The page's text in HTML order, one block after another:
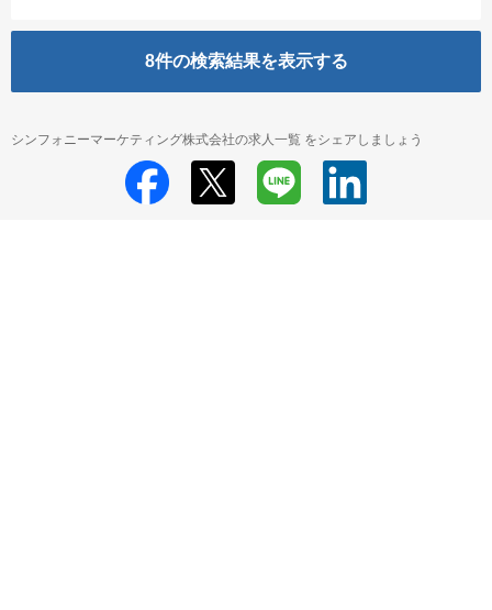
8件の検索結果を表示する
シンフォニーマーケティング株式会社の求人一覧 をシェアしましょう